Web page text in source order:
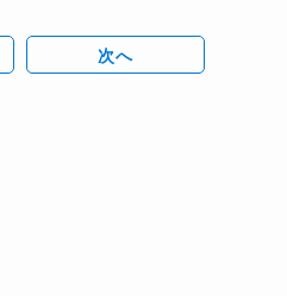
次へ